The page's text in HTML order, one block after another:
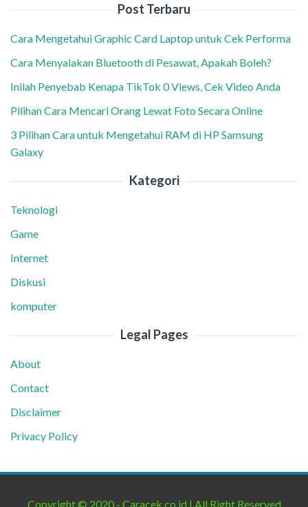
Post Terbaru
Cara Mengetahui Graphic Card Laptop untuk Cek Performa
Cara Menyalakan Bluetooth di Pesawat, Apakah Boleh?
Inilah Penyebab Kenapa TikTok 0 Views, Cek Video Anda
Pilihan Cara Mencari Orang Lewat Foto Secara Online
3 Pilihan Cara untuk Mengetahui RAM di HP Samsung
Galaxy
Kategori
Teknologi
Game
Internet
Diskusi
komputer
Legal Pages
About
Contact
Disclaimer
Privacy Policy
Copyright © 2020 - Caracek.co.id | All Right Reserved